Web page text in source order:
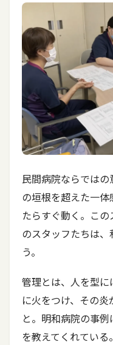
民間病院ならでは
の垣根を超えた一
たらすぐ動く。こ
のスタッフたちは
う。
管理とは、人を型
に火をつけ、その
と。明和病院の事
を教えてくれている。